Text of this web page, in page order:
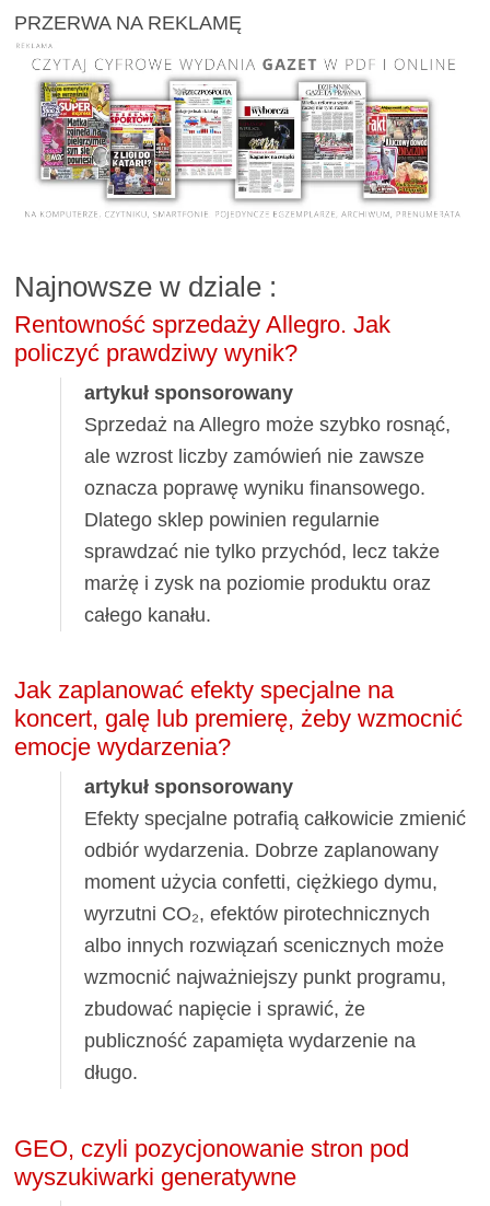
PRZERWA NA REKLAMĘ
Najnowsze w dziale :
Rentowność sprzedaży Allegro. Jak
policzyć prawdziwy wynik?
artykuł sponsorowany
Sprzedaż na Allegro może szybko rosnąć,
ale wzrost liczby zamówień nie zawsze
oznacza poprawę wyniku finansowego.
Dlatego sklep powinien regularnie
sprawdzać nie tylko przychód, lecz także
marżę i zysk na poziomie produktu oraz
całego kanału.
Jak zaplanować efekty specjalne na
koncert, galę lub premierę, żeby wzmocnić
emocje wydarzenia?
artykuł sponsorowany
Efekty specjalne potrafią całkowicie zmienić
odbiór wydarzenia. Dobrze zaplanowany
moment użycia confetti, ciężkiego dymu,
wyrzutni CO₂, efektów pirotechnicznych
albo innych rozwiązań scenicznych może
wzmocnić najważniejszy punkt programu,
zbudować napięcie i sprawić, że
publiczność zapamięta wydarzenie na
długo.
GEO, czyli pozycjonowanie stron pod
wyszukiwarki generatywne